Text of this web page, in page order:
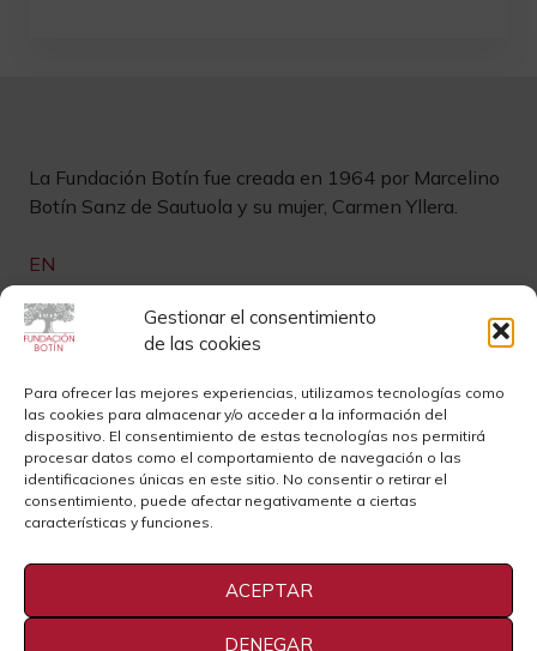
Gestionar el consentimiento
de las cookies
Para ofrecer las mejores experiencias, utilizamos tecnologías como
las cookies para almacenar y/o acceder a la información del
dispositivo. El consentimiento de estas tecnologías nos permitirá
procesar datos como el comportamiento de navegación o las
identificaciones únicas en este sitio. No consentir o retirar el
consentimiento, puede afectar negativamente a ciertas
características y funciones.
ACEPTAR
DENEGAR
La Fundación Botín fue creada en 1964 por Marcelino
Botín Sanz de Sautuola y su mujer, Carmen Yllera.
EN
Links de interés
Contacto
Sedes
Sala de Prensa
Privacidad
Instagram
Youtube